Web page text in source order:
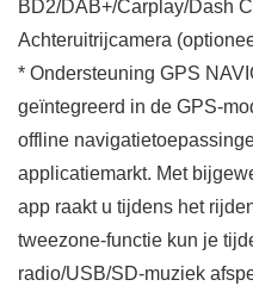
BD2/DAB+/Carplay/Dash
Achteruitrijcamera
* Ondersteuning GPS
geïntegreerd in de GPS-
offline
applicatiemarkt. Met
app raakt u tijdens het
tweezone-functie kun je
radio/USB/SD-muziek